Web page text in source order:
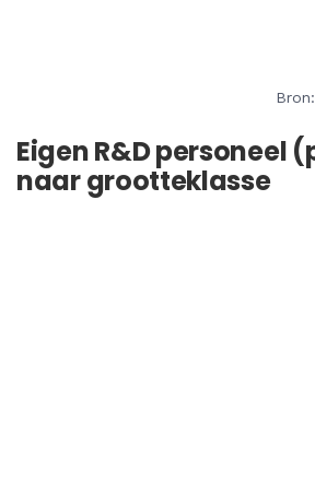
Bron:
Eigen R&D personeel
naar grootteklasse